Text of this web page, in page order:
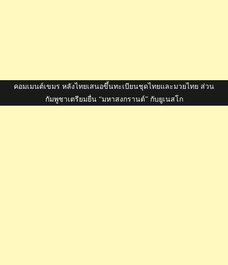
คอมเมนต์เขมร หลังไทยเสนอขึ้นทะเบียนชุดไทยและมวยไทย ส่วน
กัมพูชาเตรียมยื่น “มหาสงกรานต์” กับยูเนสโก